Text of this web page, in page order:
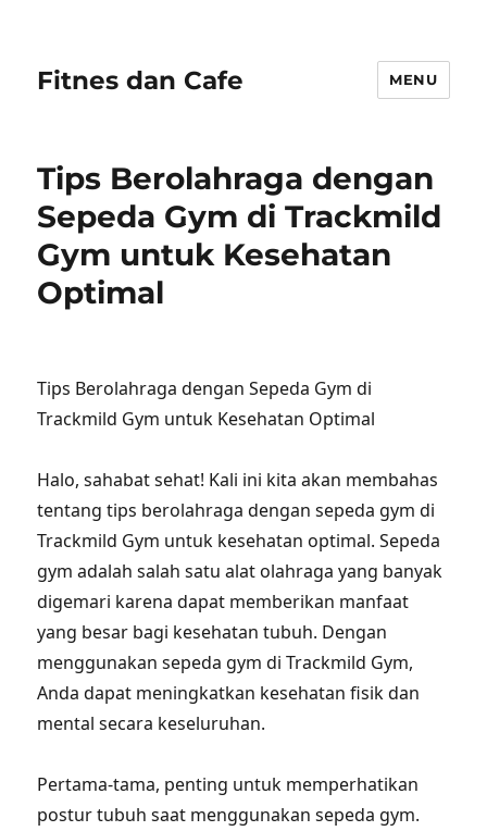
Fitnes dan Cafe MENU
Tips Berolahraga dengan
Sepeda Gym di Trackmild
Gym untuk Kesehatan
Optimal
Tips Berolahraga dengan Sepeda Gym di
Trackmild Gym untuk Kesehatan Optimal
Halo, sahabat sehat! Kali ini kita akan membahas
tentang tips berolahraga dengan sepeda gym di
Trackmild Gym untuk kesehatan optimal. Sepeda
gym adalah salah satu alat olahraga yang banyak
digemari karena dapat memberikan manfaat
yang besar bagi kesehatan tubuh. Dengan
menggunakan sepeda gym di Trackmild Gym,
Anda dapat meningkatkan kesehatan fisik dan
mental secara keseluruhan.
Pertama-tama, penting untuk memperhatikan
postur tubuh saat menggunakan sepeda gym.